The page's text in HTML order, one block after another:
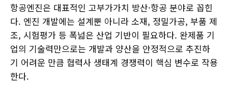
항공엔진은 대표적인 고부가가치 방산·항공 분야로 꼽힌
다. 엔진 개발에는 설계뿐 아니라 소재, 정밀가공, 부품 제
조, 시험평가 등 폭넓은 산업 기반이 필요하다. 완제품 기
업의 기술력만으로는 개발과 양산을 안정적으로 추진하
기 어려운 만큼 협력사 생태계 경쟁력이 핵심 변수로 작용
한다.